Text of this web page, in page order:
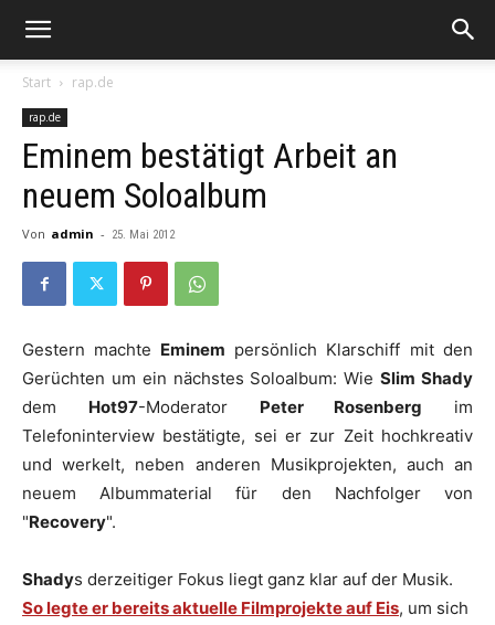
Start rap.de
rap.de
Eminem bestätigt Arbeit an
neuem Soloalbum
Von admin - 25. Mai 2012
Gestern machte Eminem persönlich Klarschiff mit den
Gerüchten um ein nächstes Soloalbum: WieSlim Shady
dem Hot97-Moderator Peter Rosenberg im
Telefoninterview bestätigte, sei er zur Zeit hochkreativ
und werkelt, neben anderen Musikprojekten, auch an
neuem Albummaterial für den Nachfolger von
"Recovery".
Shadys derzeitiger Fokus liegt ganz klar auf der Musik.
So legte er bereits aktuelle Filmprojekte auf Eis, um sich